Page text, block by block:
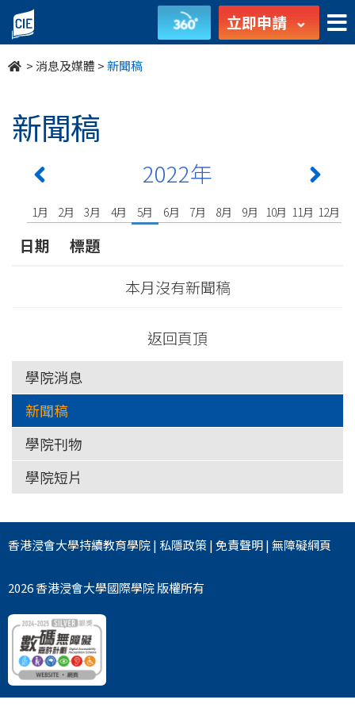
undefined 立即申請
>消息及媒體 >新聞稿
新聞稿
2022年
1月 2月 3月 4月 5月 6月 7月 8月 9月 10月 11月 12月
日期
標題
本月沒有新聞稿
返回頁頂
學院消息
新聞稿
學院刊物
學院短片
香港浸會大學持續教育學院| 私隱政策|免責聲明|無障礙網頁
2026 香港浸會大學國際學院 版權所有